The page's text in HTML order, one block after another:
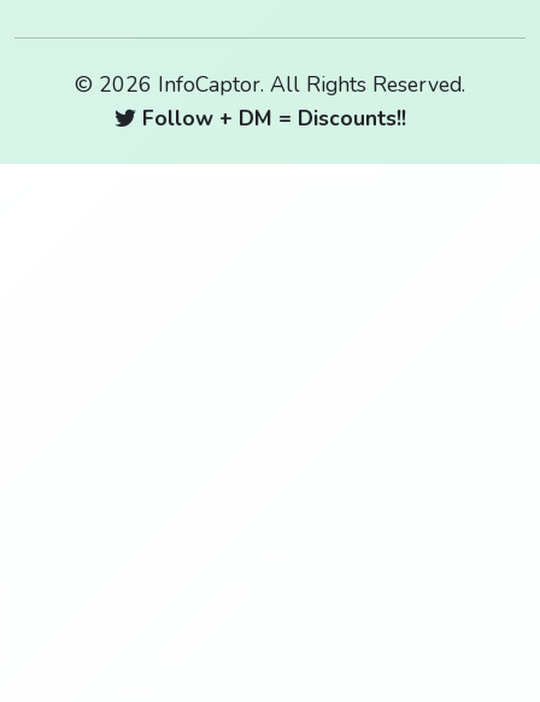
© 2026 InfoCaptor. All Rights Reserved.
Follow + DM = Discounts!!